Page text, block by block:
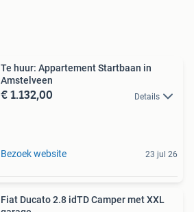
Te huur: Appartement Startbaan in
Amstelveen
€ 1.132,00 Details
Bezoek website 23 jul 26
Fiat Ducato 2.8 idTD Camper met XXL